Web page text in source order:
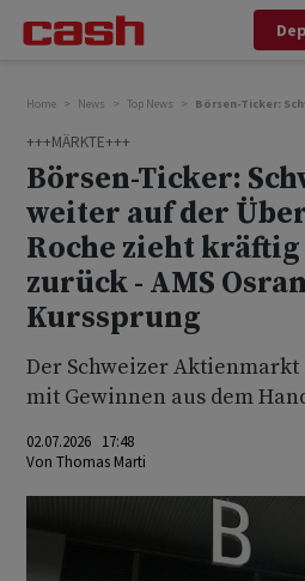
Home News Top News Börsen-Ticker:
+++MÄRKTE+++
Börsen-Ticker:
weiter auf der
Roche zieht
zurück - AMS
Kurssprung
Der Schweizer Aktienmarkt
mit Gewinnen aus dem
02.07.2026 17:48
Von Thomas Marti